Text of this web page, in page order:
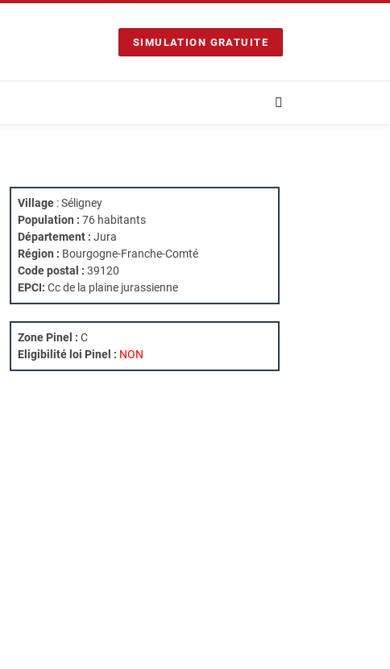
SIMULATION GRATUITE
Village : Séligney
Population : 76 habitants
Département : Jura
Région : Bourgogne-Franche-Comté
Code postal : 39120
EPCI: Cc de la plaine jurassienne
Zone Pinel : C
Eligibilité loi Pinel : NON